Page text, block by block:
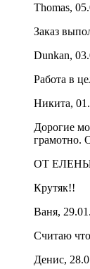
Thomas,
Заказ
Dunkan,
Работа в
Никита,
Дорогие
грамотно.
ОТ ЕЛЕНЫ,
Крутяк!!
Ваня,
Считаю
Денис,